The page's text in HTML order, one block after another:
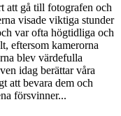
att gå till fotografen och
visade viktiga stunder
var ofta högtidliga och
eftersom kamerorna
blev värdefulla
idag berättar våra
att bevara dem och
försvinner...